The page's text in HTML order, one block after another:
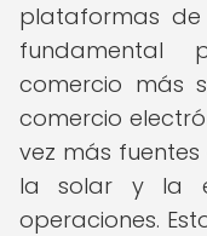
plataformas de
fundamental
comercio más
comercio
vez más
la solar y la
operaciones.